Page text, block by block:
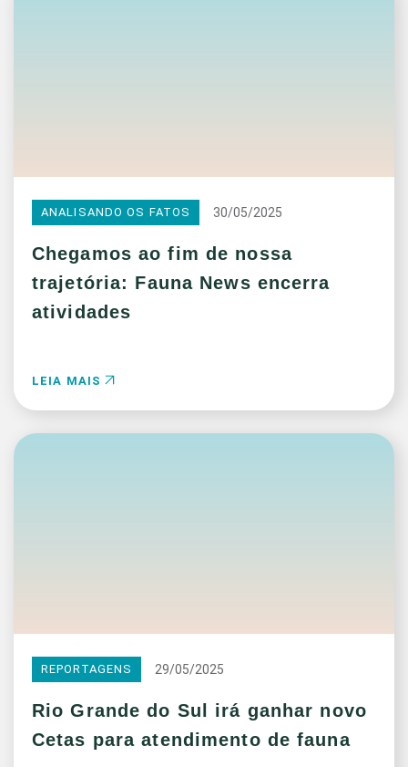
ANALISANDO OS FATOS 30/05/2025
Chegamos ao fim de nossa
trajetória: Fauna News encerra
atividades
LEIA MAIS
REPORTAGENS 29/05/2025
Rio Grande do Sul irá ganhar novo
Cetas para atendimento de fauna